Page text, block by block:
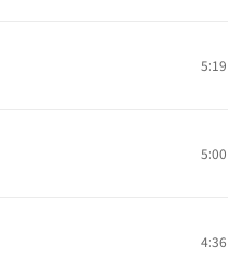
5:19
5:00
4:36